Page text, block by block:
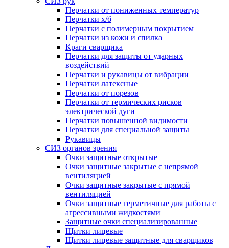
Перчатки от пониженных температур
Перчатки х/б
Перчатки с полимерным покрытием
Перчатки из кожи и спилка
Краги сварщика
Перчатки для защиты от ударных
воздействий
Перчатки и рукавицы от вибрации
Перчатки латексные
Перчатки от порезов
Перчатки от термических рисков
электрической дуги
Перчатки повышенной видимости
Перчатки для специальной защиты
Рукавицы
СИЗ органов зрения
Очки защитные открытые
Очки защитные закрытые с непрямой
вентиляцией
Очки защитные закрытые с прямой
вентиляцией
Очки защитные герметичные для работы с
агрессивными жидкостями
Защитные очки специализированные
Щитки лицевые
Щитки лицевые защитные для сварщиков